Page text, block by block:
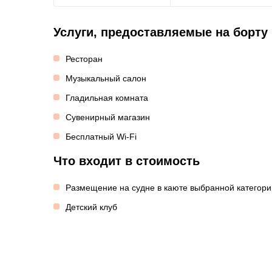
Услуги, предоставляемые на борту
Ресторан
Музыкальный салон
Гладильная комната
Сувенирный магазин
Бесплатный Wi-Fi
Что входит в стоимость
Размещение на судне в каюте выбранной
Детский клуб